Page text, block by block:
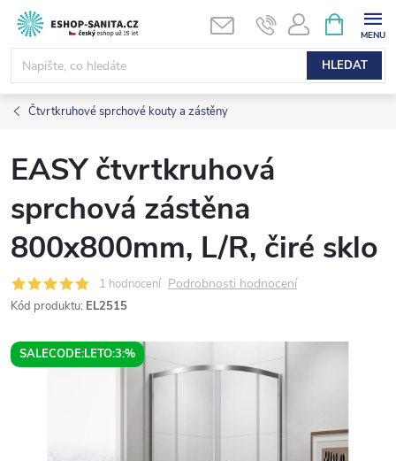
Přejít
obsah
HLEDAT
NÁKUPNÍ
KOŠÍK
Čtvrtkruhové sprchové kouty a zástěny
EASY čtvrtkruhová
sprchová zástěna
800x800mm, L/R, čiré sklo
1 hodnocení Podrobnosti hodnocení
Kód produktu: EL2515
SALECODE:LETO:3:%